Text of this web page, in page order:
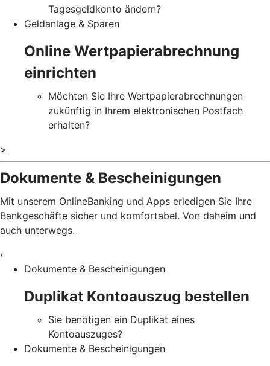
Tagesgeldkonto ändern?
Geldanlage & Sparen
Online Wertpapierabrechnung
einrichten
Möchten Sie Ihre Wertpapierabrechnungen
zukünftig in Ihrem elektronischen Postfach
erhalten?
>
Dokumente & Bescheinigungen
Mit unserem OnlineBanking und Apps erledigen Sie Ihre
Bankgeschäfte sicher und komfortabel. Von daheim und
auch unterwegs.
‹
Dokumente & Bescheinigungen
Duplikat Kontoauszug bestellen
Sie benötigen ein Duplikat eines
Kontoauszuges?
Dokumente & Bescheinigungen